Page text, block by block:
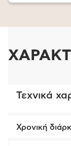
Τεχνικά
Χρονική